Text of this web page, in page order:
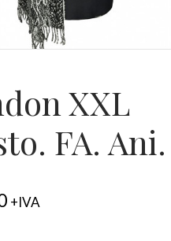
XXL
FA. Ani.
+IVA